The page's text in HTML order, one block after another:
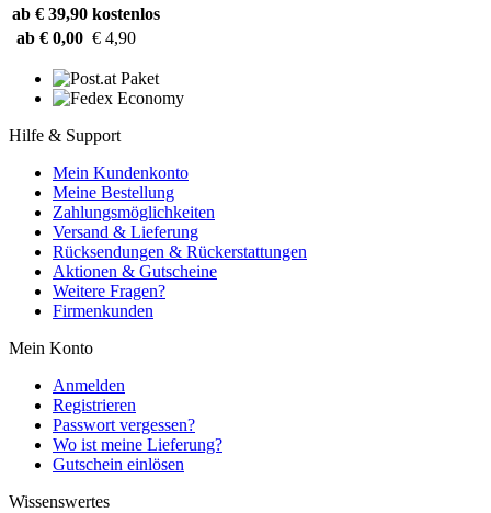
ab € 39,90 kostenlos
ab € 0,00 € 4,90
Hilfe & Support
Mein Kundenkonto
Meine Bestellung
Zahlungsmöglichkeiten
Versand & Lieferung
Rücksendungen & Rückerstattungen
Aktionen & Gutscheine
Weitere Fragen?
Firmenkunden
Mein Konto
Anmelden
Registrieren
Passwort vergessen?
Wo ist meine Lieferung?
Gutschein einlösen
Wissenswertes